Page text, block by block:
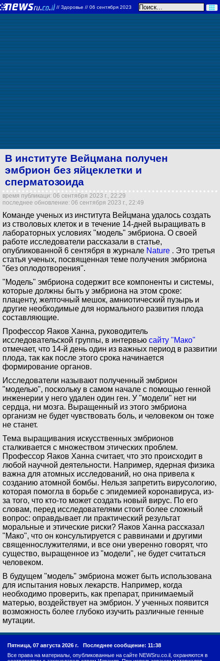
// Здоровье // 06 сентября 2023
В институте Вейцмана получен
эмбрион без яйцеклетки и
сперматозоида
время публикаци: 06 сентября 2023 г., 22:29
последнее обновление: 06 сентября 2023 г., 22:49
Команде ученых из института Вейцмана удалось создать
из стволовых клеток и в течение 14-дней выращивать в
лабораторных условиях "модель" эмбриона. О своей
работе исследователи рассказали в статье,
опубликованной 6 сентября в журнале Nature . Это третья
статья ученых, посвященная теме получения эмбриона
"без оплодотворения".
"Модель" эмбриона содержит все компоненты и системы,
которые должны быть у эмбриона на этом сроке:
плаценту, желточный мешок, амниотический пузырь и
другие необходимые для нормального развития плода
составляющие.
Профессор Яаков Ханна, руководитель
исследовательской группы, в интервью сайту "Мако"
отмечает, что 14-й день один из важных период в развитии
плода, так как после этого срока начинается
формирование органов.
Исследователи называют полученный эмбрион
"моделью", поскольку в самом начале с помощью генной
инженерии у него удален один ген. У "модели" нет ни
сердца, ни мозга. Выращенный из этого эмбриона
организм не будет чувствовать боль, и человеком он тоже
не станет.
Тема выращивания искусственных эмбрионов
сталкивается с множеством этических проблем.
Профессор Яаков Ханна считает, что это происходит в
любой научной деятельности. Например, ядерная физика
важна для атомных исследований, но она привела к
созданию атомной бомбы. Нельзя запретить вирусологию,
которая помогла в борьбе с эпидемией коронавируса, из-
за того, что кто-то может создать новый вирус. По его
словам, перед исследователями стоит более сложный
вопрос: оправдывает ли практический результат
моральные и этические риски? Яаков Ханна рассказал
"Мако", что он консультируется с раввинами и другими
священнослужителями, и все они уверенно говорят, что
существо, выращенное из "модели", не будет считаться
человеком.
В будущем "модель" эмбриона может быть использована
для испытания новых лекарств. Например, когда
необходимо проверить, как препарат, принимаемый
матерью, воздействует на эмбрион. У ученных появится
возможность более глубоко изучить различные генные
мутации.
Пятница, 07 августа 2026 г. Последнее сообщение: 11:38
Все права на материалы, опубликованные на сайте NEWSru.co.il, охраняются в